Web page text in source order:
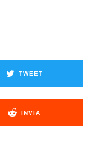
TWEET
INVIA